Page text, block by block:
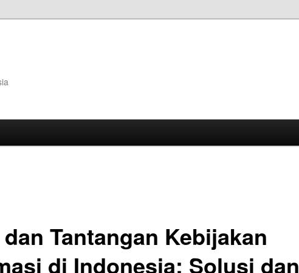
dan Tantangan Kebijakan
di Indonesia: Solusi dan